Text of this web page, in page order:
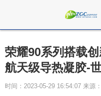
荣耀90系列搭载
航天级导热凝胶-
时间：2023-05-29 16:54:07 来源